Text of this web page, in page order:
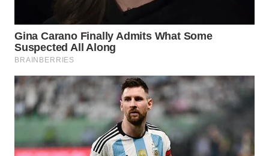
WN
LIKUPANG
WN
LABUANBAJO
WN
BORNEO